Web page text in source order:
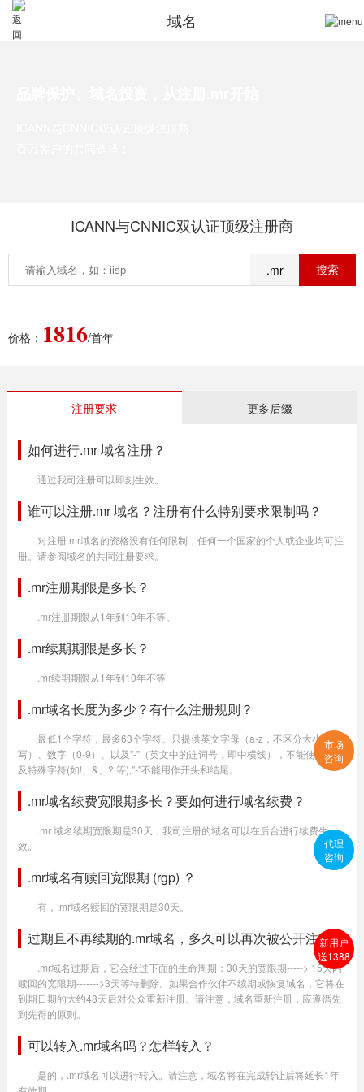
域名
ICANN与CNNIC双认证顶级注册商
.mr
价格： 1816/首年
注册要求 更多后缀
如何进行.mr 域名注册？
通过我司注册可以即刻生效。
谁可以注册.mr 域名？注册有什么特别要求限制吗？
对注册.mr域名的资格没有任何限制，任何一个国家的个人或企业均可注
册。请参阅域名的共同注册要求。
.mr注册期限是多长？
.mr注册期限从1年到10年不等。
.mr续期期限是多长？
.mr续期期限从1年到10年不等
.mr域名长度为多少？有什么注册规则？
最低1个字符，最多63个字符。只提供英文字母（a-z，不区分大小
写）、数字（0-9）、以及"-"（英文中的连词号，即中横线），不能使用空格
及特殊字符(如!、&、? 等),"-"不能用作开头和结尾。
.mr域名续费宽限期多长？要如何进行域名续费？
.mr 域名续期宽限期是30天，我司注册的域名可以在后台进行续费生
效。
.mr域名有赎回宽限期 (rgp) ？
有，.mr域名赎回的宽限期是30天。
过期且不再续期的.mr域名，多久可以再次被公开注册？
.mr域名过期后，它会经过下面的生命周期：30天的宽限期-----> 15天内
赎回的宽限期------->3天等待删除。如果合作伙伴不续期或恢复域名，它将在
到期日期的大约48天后对公众重新注册。请注意，域名重新注册，应遵循先
到先得的原则。
可以转入.mr域名吗？怎样转入？
是的，.mr域名可以进行转入。请注意，域名将在完成转让后将延长1年
市场
咨询
代理
咨询
新用户
送1388